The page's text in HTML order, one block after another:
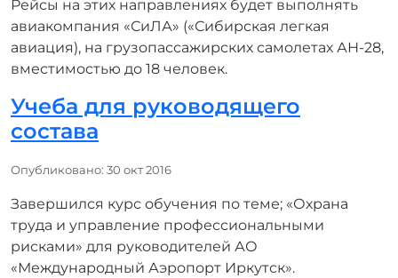
Рейсы на этих направлениях будет выполнять
авиакомпания «СиЛА» («Сибирская легкая
авиация), на грузопассажирских самолетах АН-28,
вместимостью до 18 человек.
Учеба для руководящего
состава
Информация о материале
Опубликовано: 30 окт 2016
Завершился курс обучения по теме; «Охрана
труда и управление профессиональными
рисками» для руководителей АО
«Международный Аэропорт Иркутск».